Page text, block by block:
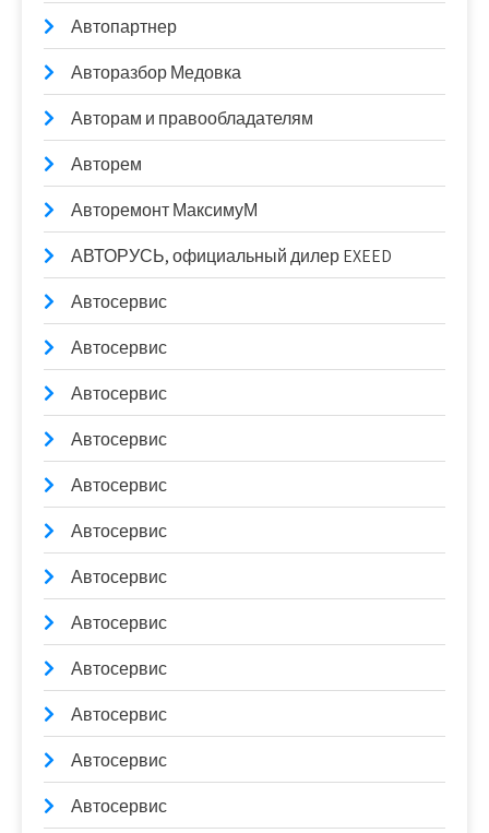
Автопартнер
Авторазбор Медовка
Авторам и правообладателям
Авторем
Авторемонт МаксимуМ
АВТОРУСЬ, официальный дилер EXEED
Автосервис
Автосервис
Автосервис
Автосервис
Автосервис
Автосервис
Автосервис
Автосервис
Автосервис
Автосервис
Автосервис
Автосервис